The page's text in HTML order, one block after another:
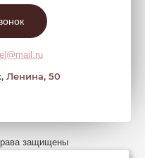
Ленина, 50
защищены